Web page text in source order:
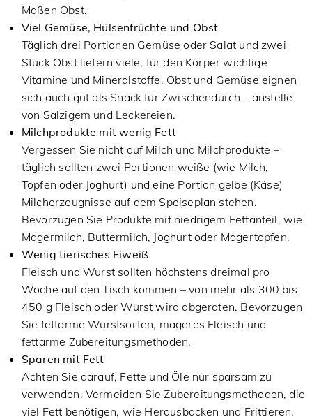
Maßen Obst.
Viel Gemüse, Hülsenfrüchte und Obst
Täglich drei Portionen Gemüse oder Salat und zwei
Stück Obst liefern viele, für den Körper wichtige
Vitamine und Mineralstoffe. Obst und Gemüse eignen
sich auch gut als Snack für Zwischendurch – anstelle
von Salzigem und Leckereien.
Milchprodukte mit wenig Fett
Vergessen Sie nicht auf Milch und Milchprodukte –
täglich sollten zwei Portionen weiße (wie Milch,
Topfen oder Joghurt) und eine Portion gelbe (Käse)
Milcherzeugnisse auf dem Speiseplan stehen.
Bevorzugen Sie Produkte mit niedrigem Fettanteil, wie
Magermilch, Buttermilch, Joghurt oder Magertopfen.
Wenig tierisches Eiweiß
Fleisch und Wurst sollten höchstens dreimal pro
Woche auf den Tisch kommen – von mehr als 300 bis
450 g Fleisch oder Wurst wird abgeraten. Bevorzugen
Sie fettarme Wurstsorten, mageres Fleisch und
fettarme Zubereitungsmethoden.
Sparen mit Fett
Achten Sie darauf, Fette und Öle nur sparsam zu
verwenden. Vermeiden Sie Zubereitungsmethoden, die
viel Fett benötigen, wie Herausbacken und Frittieren.